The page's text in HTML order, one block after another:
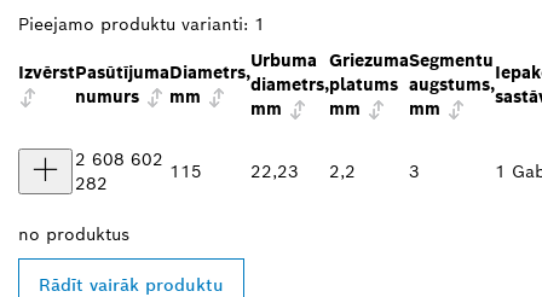
Pieejamo produktu varianti: 1
IzvērstPasūtījuma
numurs
Diametrs,
mm
Urbuma
diametrs,
mm
Griezuma
platums
mm
Segmentu
augstums,
mm
2 608 602
282
115 22,23 2,2 3 1
no produktus
Rādīt vairāk produktu